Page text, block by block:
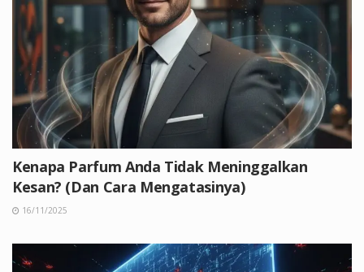
Kenapa Parfum Anda Tidak Meninggalkan
Kesan? (Dan Cara Mengatasinya)
16/11/2025